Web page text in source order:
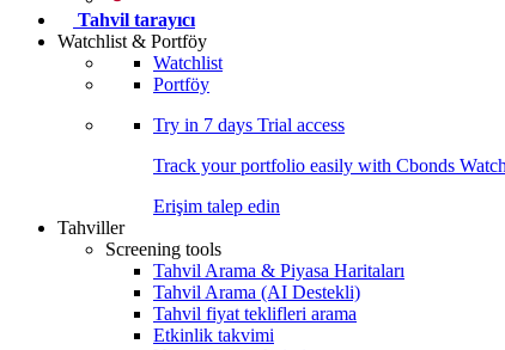
Tahvil tarayıcı
Watchlist & Portföy
Watchlist
Portföy
Try in 7 days Trial access
Track your portfolio easily with Cbonds
Erişim talep edin
Tahviller
Screening tools
Tahvil Arama & Piyasa Haritaları
Tahvil Arama (AI Destekli)
Tahvil fiyat teklifleri arama
Etkinlik takvimi